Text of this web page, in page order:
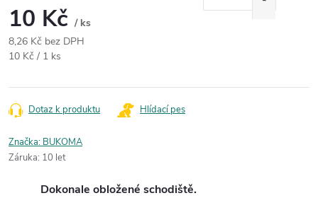
10 Kč / ks
8,26 Kč bez DPH
Měrná cena:
10 Kč / 1 ks
Dotaz k produktu Hlídací pes
Značka: BUKOMA
Záruka: 10 let
Dokonale obložené schodiště.